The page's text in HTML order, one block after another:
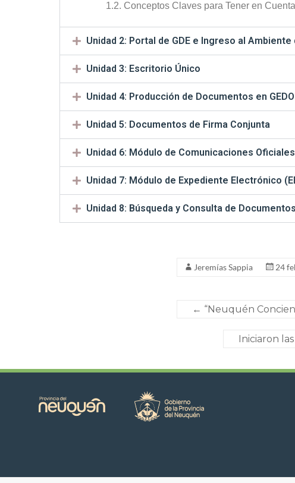
1.2. Conceptos Claves para Tener en Cuenta
Unidad 2: Portal de GDE e Ingreso al
Unidad 3: Escritorio Único
Unidad 4: Producción de Documentos en GEDO
Unidad 5: Documentos de Firma Conjunta
Unidad 6: Módulo de Comunicaciones Oficiales
Unidad 7: Módulo de Expediente Electrónico
Unidad 8: Búsqueda y Consulta de
Jeremías Sappia 24
← “Neuquén
Iniciaron